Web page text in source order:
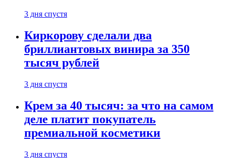
3 дня спустя
Киркорову сделали два
бриллиантовых винира за 350
тысяч рублей
3 дня спустя
Крем за 40 тысяч: за что на самом
деле платит покупатель
премиальной косметики
3 дня спустя